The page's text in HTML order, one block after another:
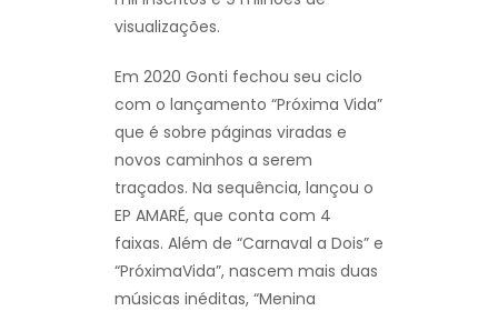
visualizações.
Em 2020 Gonti fechou seu ciclo
com o lançamento “Próxima Vida”
que é sobre páginas viradas e
novos caminhos a serem
traçados. Na sequência, lançou o
EP AMARÉ, que conta com 4
faixas. Além de “Carnaval a Dois” e
“PróximaVida”, nascem mais duas
músicas inéditas, “Menina